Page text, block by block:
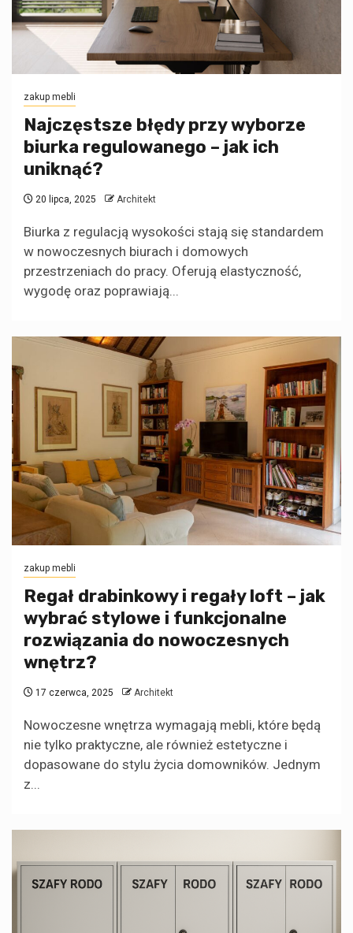
zakup mebli
Najczęstsze błędy przy wyborze
biurka regulowanego – jak ich
uniknąć?
20 lipca, 2025 Architekt
Biurka z regulacją wysokości stają się standardem
w nowoczesnych biurach i domowych
przestrzeniach do pracy. Oferują elastyczność,
wygodę oraz poprawiają...
zakup mebli
Regał drabinkowy i regały loft – jak
wybrać stylowe i funkcjonalne
rozwiązania do nowoczesnych
wnętrz?
17 czerwca, 2025 Architekt
Nowoczesne wnętrza wymagają mebli, które będą
nie tylko praktyczne, ale również estetyczne i
dopasowane do stylu życia domowników. Jednym
z...